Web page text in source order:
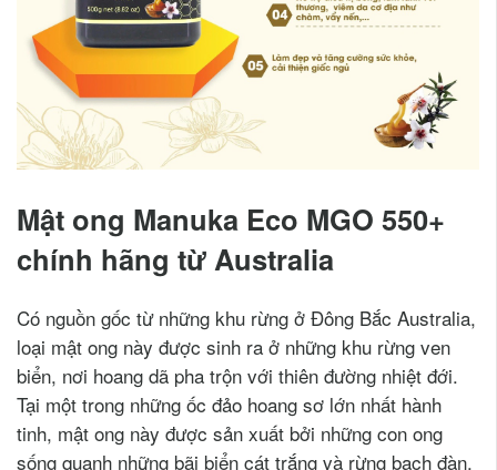
Mật ong Manuka Eco MGO 550+
chính hãng từ Australia
Có nguồn gốc từ những khu rừng ở Đông Bắc Australia,
loại mật ong này được sinh ra ở những khu rừng ven
biển, nơi hoang dã pha trộn với thiên đường nhiệt đới.
Tại một trong những ốc đảo hoang sơ lớn nhất hành
tinh, mật ong này được sản xuất bởi những con ong
sống quanh những bãi biển cát trắng và rừng bạch đàn.